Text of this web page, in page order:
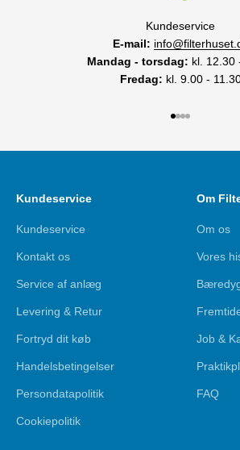
Kundeservice
E-mail:
Mandag - torsdag: kl. 12.30
Fredag: kl. 9.00 -
Kundeservice
Kundeservice
Kontakt os
Service af anlæg
Levering & Retur
Fortryd dit køb
Handelsbetingelser
Persondatapolitik
Cookiepolitik
Om
Om os
Vores
Job &
FAQ